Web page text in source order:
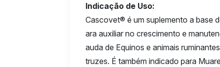
Indicação de Uso:
Cascovet® é um suplemento a base
ara auxiliar no crescimento e
auda de Equinos e animais
truzes. É também indicado para